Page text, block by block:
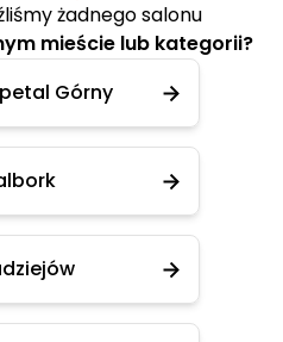
żadnego salonu
mieście lub kategorii?
Górny